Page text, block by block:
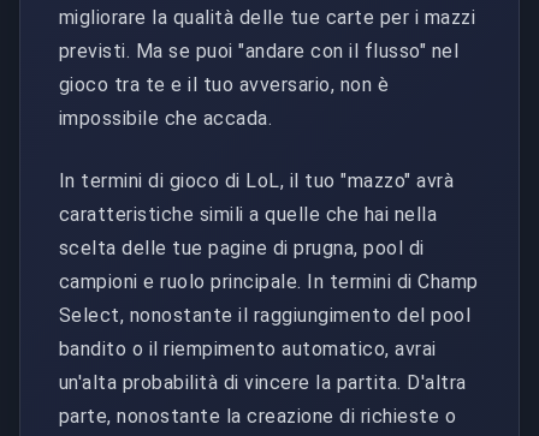
migliorare la qualità delle tue carte per i mazzi
previsti. Ma se puoi "andare con il flusso" nel
gioco tra te e il tuo avversario, non è
impossibile che accada.
In termini di gioco di LoL, il tuo "mazzo" avrà
caratteristiche simili a quelle che hai nella
scelta delle tue pagine di prugna, pool di
campioni e ruolo principale. In termini di Champ
Select, nonostante il raggiungimento del pool
bandito o il riempimento automatico, avrai
un'alta probabilità di vincere la partita. D'altra
parte, nonostante la creazione di richieste o